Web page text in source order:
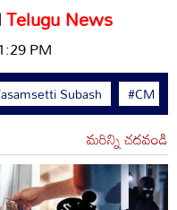
Telugu News
PM
Subash #CM
మరిన్ని చదవండి